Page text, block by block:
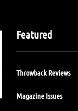
Featured
Throwback Reviews
Magazine Issues